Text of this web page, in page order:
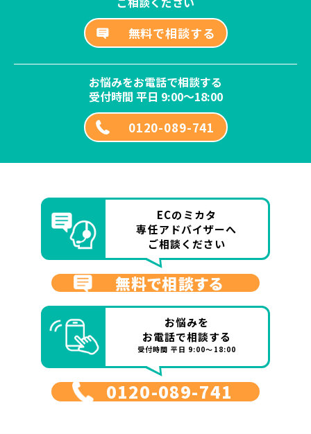
無料で相談する
お悩みをお電話で相談する
受付時間 平日 9:00～18:00
0120-089-741
ECのミカタ
専任アドバイザーへ
ご相談ください
無料で相談する
お悩みを
お電話で相談する
受付時間 平日 9:00～18:00
0120-089-741